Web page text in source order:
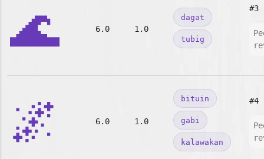
🌊 6.0 1.0
dagat
tubig
#3
🌌 6.0 1.0
bituin
gabi
kalawakan
#4